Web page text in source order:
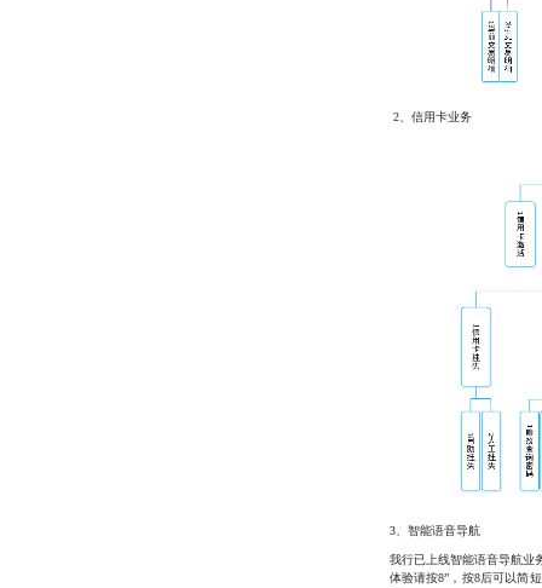
2、信用卡业务
3、智能语音导航
我行已上线智能语音导航业
体验请按8”，按8后可以简